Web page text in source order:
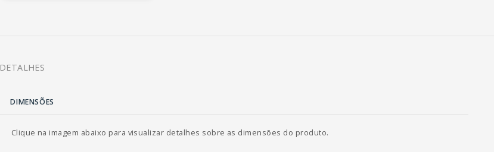
DETALHES
DIMENSÕES
Clique na imagem abaixo para visualizar detalhes sobre as dimensões do produto.